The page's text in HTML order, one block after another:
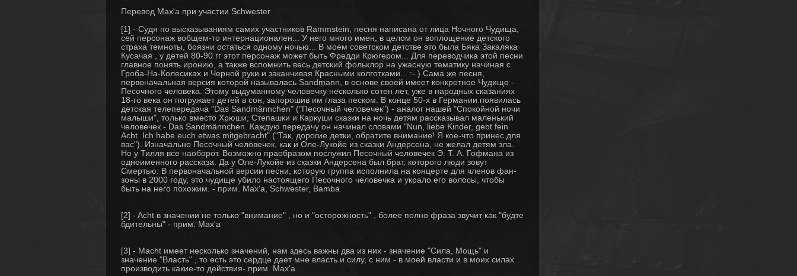
Перевод Max'a при участии Schwester
[1] - Судя по высказываниям самих участников Rammstein, песня написана от лица Ночного Чудища,
сей персонаж вобщем-то интернационален... У него много имен, в целом он воплощение детского
страха темноты, боязни остаться одному ночью... В моем советском детстве это была Бяка Закаляка
Кусачая , у детей 80-90 гг этот персонаж может быть Фредди Крюгером... Для переводчика этой песни
главное понять иронию, а также вспомнить весь детский фольклор на ужасную тематику начиная с
Гроба-На-Колесиках и Черной руки и заканчивая Красными колготками... :- ) Сама же песня,
первоначальная версия которой называлась Sandmann, в основе своей имеет конкретное Чудище -
Песочного человека. Этому выдуманному человечку несколько сотен лет, уже в народных сказаниях
18-го века он погружает детей в сон, запорошив им глаза песком. B конце 50-х в Германии появилась
детская телепередача "Das Sandmännchen" ("Песочный человечек") - аналог нашей "Спокойной ночи
малыши", только вместо Хрюши, Степашки и Каркуши сказки на ночь детям рассказывал маленький
человечек - Das Sandmännchen. Каждую передачу он начинал словами "Nun, liebe Kinder, gebt fein
Acht. Ich habe euch etwas mitgebracht" ("Так, дорогие детки, обратите внимание! Я кое-что принес для
вас"). Изначально Песочный человечек, как и Оле-Лукойе из сказки Андерсена, не желал детям зла.
Но у Тилля все наоборот. Возможно праобразом послужил Песочный человечек Э. Т. А. Гофмана из
одноименного рассказа. Да у Оле-Лукойе из сказки Андерсена был брат, которого люди зовут
Смертью. В первоначальной версии песни, которую группа исполнила на концерте для членов фан-
зоны в 2000 году, это чудище убило настоящего Песочнoго человечка и украло его волосы, чтобы
быть на него похожим. - прим. Max'a, Schwester, Bamba
[2] - Acht в значении не только "внимание" , но и "осторожность" , более полно фраза звучит как "будте
бдительны" - прим. Max'a
[3] - Macht имеет несколько значений, нам здесь важны два из них - значение "Сила, Мощь" и
значение "Власть" , то есть это сердце дает мне власть и силу, с ним - в моей власти и в моих силах
производить какие-то действия- прим. Max'a